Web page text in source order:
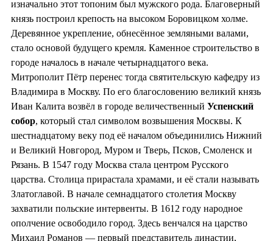
изначально этот топоним был мужского рода. Благоверный
князь построил крепость на высоком Боровицком холме.
Деревянное укрепление, обнесённое земляными валами,
стало основой будущего кремля. Каменное строительство в
городе началось в начале четырнадцатого века.
Митрополит Пётр перенес тогда святительскую кафедру из
Владимира в Москву. По его благословению великий князь
Иван Калита возвёл в городе величественный Успенский
собор, который стал символом возвышения Москвы. К
шестнадцатому веку под её началом объединились Нижний
и Великий Новгород, Муром и Тверь, Псков, Смоленск и
Рязань. В 1547 году Москва стала центром Русского
царства. Столица прирастала храмами, и её стали называть
Златоглавой. В начале семнадцатого столетия Москву
захватили польские интервенты. В 1612 году народное
ополчение освободило город. Здесь венчался на царство
Михаил Романов — первый представитель династии,